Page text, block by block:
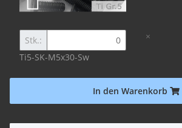
Stk.:
Ti5-SK-M5x30-Sw
×
In den Warenkorb